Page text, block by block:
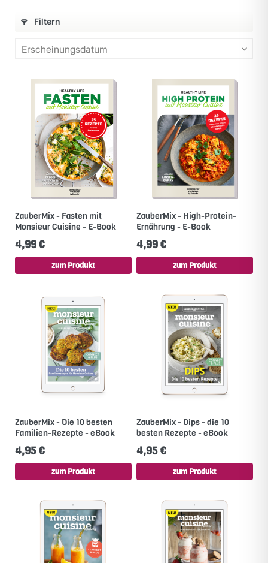
Filtern
ZauberMix - Fasten mit
Monsieur Cuisine - E-Book
4,99 €
zum Produkt
ZauberMix - High-Protein-
Ernährung - E-Book
4,99 €
zum Produkt
ZauberMix - Die 10 besten
Familien-Rezepte - eBook
4,95 €
zum Produkt
ZauberMix - Dips - die 10
besten Rezepte - eBook
4,95 €
zum Produkt